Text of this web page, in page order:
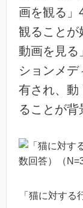
画を観る」
観ることが
動画を見る
ションメ
有され、動
ることが背
「猫に対す